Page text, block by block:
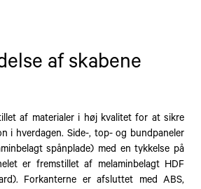
af skabene
af materialer i høj kvalitet for at sikre
i hverdagen. Side-, top- og bundpaneler
spånplade) med en tykkelse på
er fremstillet af melaminbelagt HDF
Forkanterne er afsluttet med ABS,